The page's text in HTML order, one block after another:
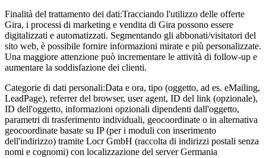
Finalità del trattamento dei dati:Tracciando l'utilizzo delle offerte
Gira, i processi di marketing e vendita di Gira possono essere
digitalizzati e automatizzati. Segmentando gli abbonati/visitatori del
sito web, è possibile fornire informazioni mirate e più personalizzate.
Una maggiore attenzione può incrementare le attività di follow-up e
aumentare la soddisfazione dei clienti.
Categorie di dati personali:Data e ora, tipo (oggetto, ad es. eMailing,
LeadPage), referrer del browser, user agent, ID del link (opzionale),
ID dell'oggetto, informazioni opzionali dipendenti dall'oggetto,
parametri di trasferimento individuali, geocoordinate o in alternativa
geocoordinate basate su IP (per i moduli con inserimento
dell'indirizzo) tramite Locr GmbH (raccolta di indirizzi postali senza
nomi e cognomi) con localizzazione del server Germania